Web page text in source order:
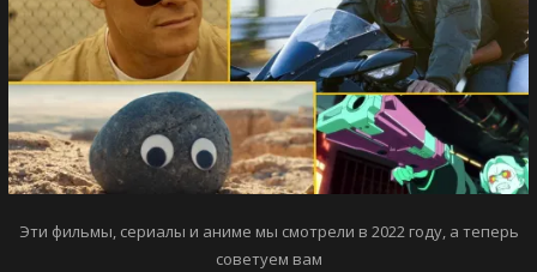
Эти фильмы, сериалы и аниме мы смотрели в 2022 году, а теперь
советуем вам